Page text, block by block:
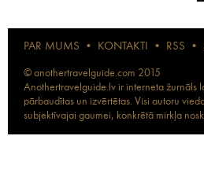
PAR MUMS • KONTAKTI • RSS •
© anothertravelguide.com 2015
Anothertravelguide.lv ir interneta žurnāls
pārbaudītas un izvērtētas. Visi autoru
subjektīvajai gaumei, konkrētā mirkļa